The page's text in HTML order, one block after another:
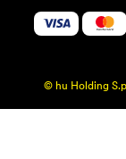
© hu Holding